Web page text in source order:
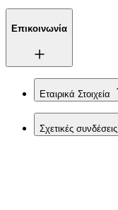
Επικοινωνία
Εταιρικά Στοιχεία
Σχετικές συνδέσεις